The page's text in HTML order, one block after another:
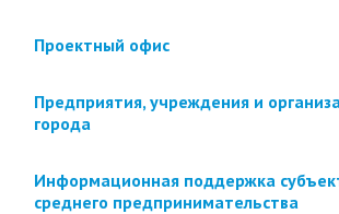
Проектный офис
Предприятия, учреждения и
города
Информационная поддержка
среднего предпринимательства